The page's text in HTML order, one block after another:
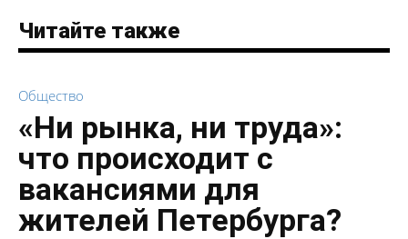
Читайте также
Общество
«Ни рынка, ни труда»:
что происходит с
вакансиями для
жителей Петербурга?